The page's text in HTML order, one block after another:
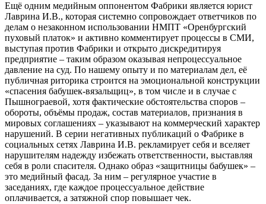
Ещё одним медийным оппонентом Фабрики является юрист
Лаврина И.В., которая системно сопровождает ответчиков по
делам о незаконном использовании НМПТ «Оренбургский
пуховый платок» и активно комментирует процессы в СМИ,
выступая против Фабрики и открыто дискредитируя
предприятие – таким образом оказывая непроцессуальное
давление на суд. По нашему опыту и по материалам дел, её
публичная риторика строится на эмоциональной конструкции
«спасения бабушек-вязальщиц», в том числе и в случае с
Пышнограевой, хотя фактические обстоятельства споров –
обороты, объёмы продаж, состав материалов, признания в
мировых соглашениях – указывают на коммерческий характер
нарушений. В серии негативных публикаций о Фабрике в
социальных сетях Лаврина И.В. рекламирует себя и вселяет
нарушителям надежду избежать ответственности, выставляя
себя в роли спасителя. Однако образ «защитницы бабушек» –
это медийный фасад. За ним – регулярное участие в
заседаниях, где каждое процессуальное действие
оплачивается, а затяжной спор повышает чек.